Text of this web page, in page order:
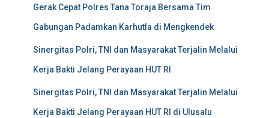
Gerak Cepat Polres Tana Toraja Bersama Tim
Gabungan Padamkan Karhutla di Mengkendek
Sinergitas Polri, TNI dan Masyarakat Terjalin Melalui
Kerja Bakti Jelang Perayaan HUT RI
Sinergitas Polri, TNI dan Masyarakat Terjalin Melalui
Kerja Bakti Jelang Perayaan HUT RI di Ulusalu